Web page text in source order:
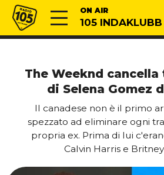
Vai al contenuto
Radio 105 ON AIR
105 INDAKLUBB
The Weeknd
di Selena Gomez
Il canadese non è il primo
spezzato ad eliminare ogni
propria ex. Prima di lui
Calvin Harris e